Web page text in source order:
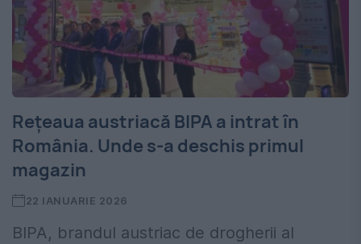
Rețeaua austriacă BIPA a intrat în
România. Unde s-a deschis primul
magazin
22 IANUARIE 2026
BIPA, brandul austriac de drogherii al